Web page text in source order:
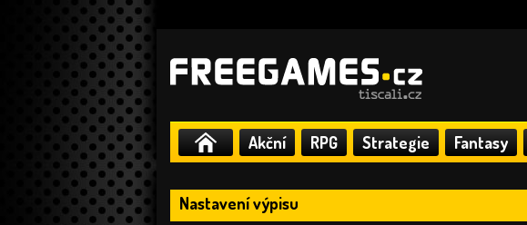
Akční RPG Strategie Fantasy
Nastavení výpisu